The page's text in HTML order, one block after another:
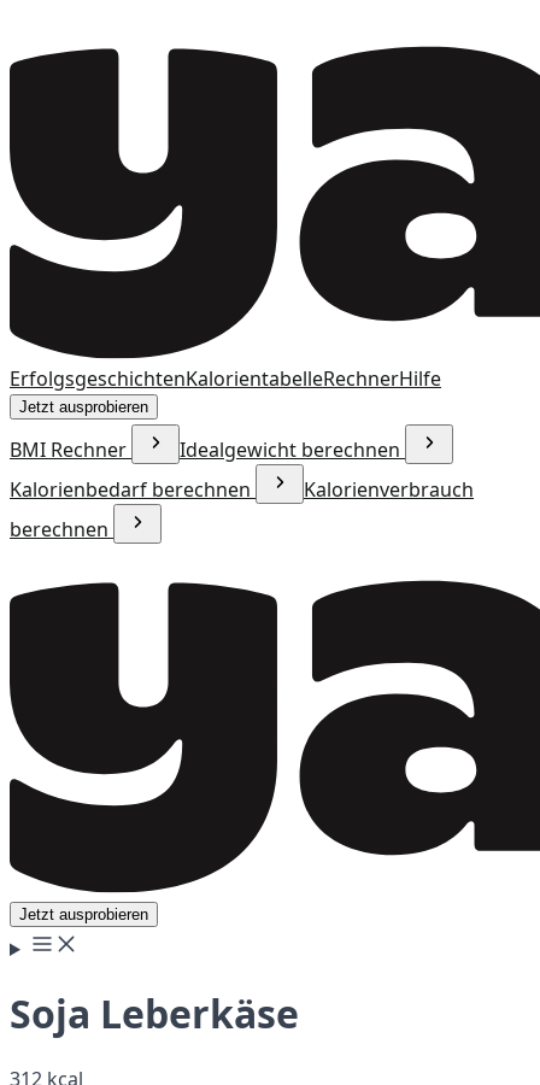
ErfolgsgeschichtenKalorientabelleRechnerHilfe
Jetzt ausprobieren
BMI Rechner
Idealgewicht berechnen
Kalorienbedarf berechnen
Kalorienverbrauch
berechnen
Jetzt ausprobieren
Soja Leberkäse
312 kcal